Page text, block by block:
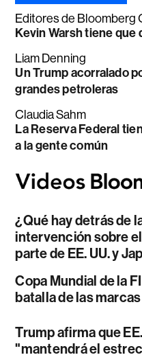
Editores de Bloomberg
Kevin Warsh tiene
Liam Denning
Un Trump acorralado
grandes petroleras
Claudia Sahm
La Reserva Federal
a la gente común
¿Qué hay detrás de
intervención sobre
parte de EE. UU. y
Copa Mundial de la
batalla de las marcas
Trump afirma que
"mantendrá el